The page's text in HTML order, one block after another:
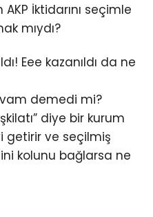
İktidarını seçimle
mıydı?
Eee kazanıldı da ne
demedi mi?
diye bir kurum
getirir ve seçilmiş
kolunu bağlarsa ne